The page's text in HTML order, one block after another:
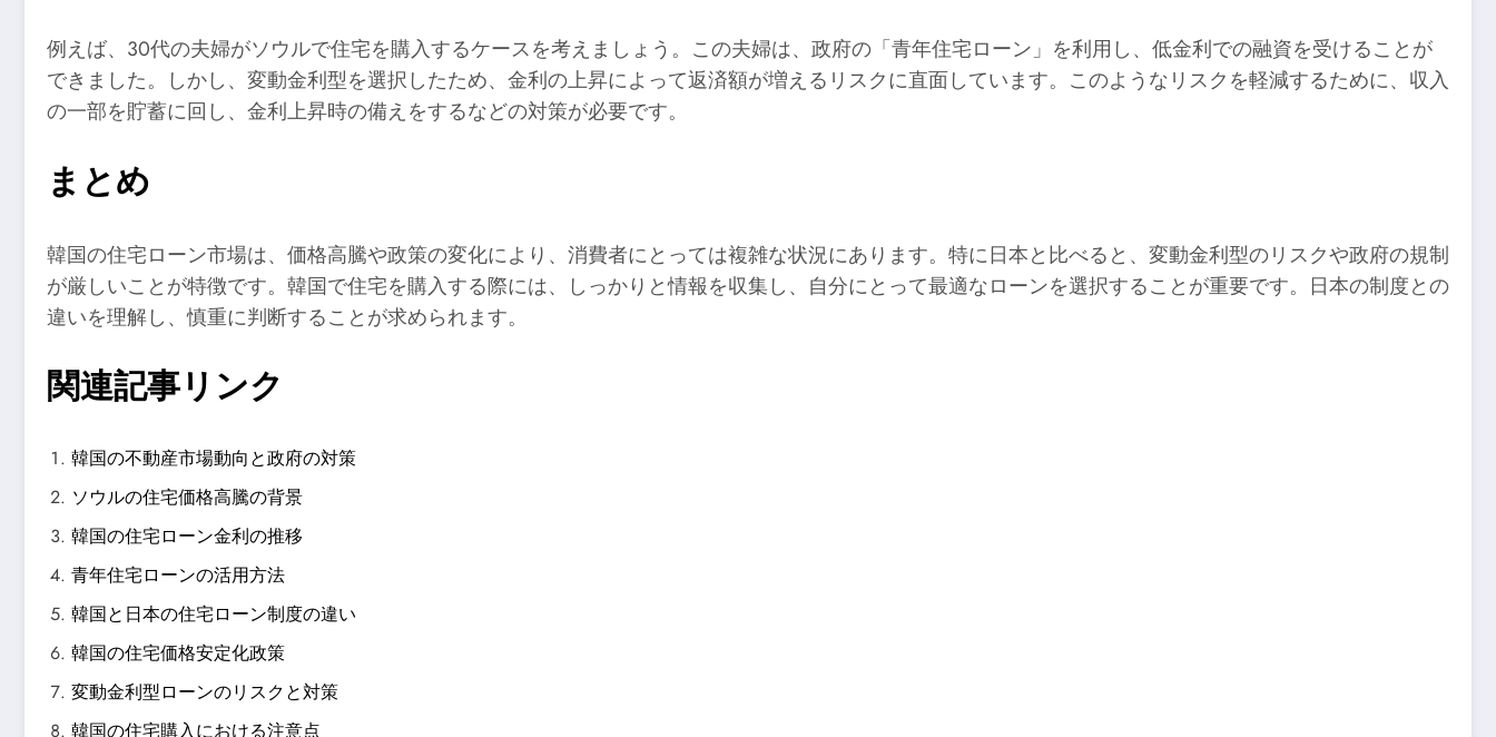
例えば、30代の夫婦がソウルで住宅を購入するケースを考えましょう。この夫婦は、政府の「青年住宅ローン」を利用し、低金利での融資を受けることが
できました。しかし、変動金利型を選択したため、金利の上昇によって返済額が増えるリスクに直面しています。このようなリスクを軽減するために、収入
の一部を貯蓄に回し、金利上昇時の備えをするなどの対策が必要です。
まとめ
韓国の住宅ローン市場は、価格高騰や政策の変化により、消費者にとっては複雑な状況にあります。特に日本と比べると、変動金利型のリスクや政府の規制
が厳しいことが特徴です。韓国で住宅を購入する際には、しっかりと情報を収集し、自分にとって最適なローンを選択することが重要です。日本の制度との
違いを理解し、慎重に判断することが求められます。
関連記事リンク
韓国の不動産市場動向と政府の対策
ソウルの住宅価格高騰の背景
韓国の住宅ローン金利の推移
青年住宅ローンの活用方法
韓国と日本の住宅ローン制度の違い
韓国の住宅価格安定化政策
変動金利型ローンのリスクと対策
韓国の住宅購入における注意点